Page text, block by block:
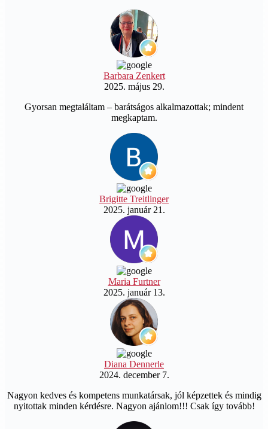
Barbara Zenkert
2025. május 29.
Gyorsan megtaláltam – barátságos alkalmazottak; mindent
megkaptam.
Brigitte Treitlinger
2025. január 21.
Maria Furtner
2025. január 13.
Diana Dennerle
2024. december 7.
Nagyon kedves és kompetens munkatársak, jól képzettek és mindig
nyitottak minden kérdésre. Nagyon ajánlom!!! Csak így tovább!